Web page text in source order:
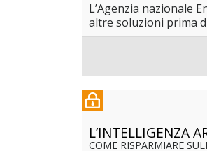
L’Agenzia nazionale
altre soluzioni prima
L’INTELLIGENZA
COME RISPARMIARE